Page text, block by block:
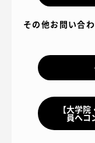
その他お問い合
【大学
員へコ